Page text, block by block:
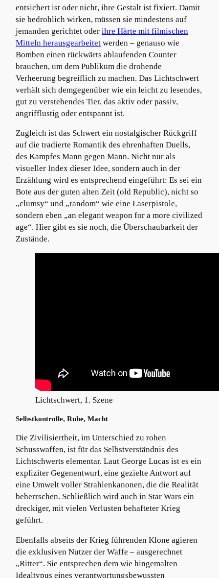
entsichert ist oder nicht, ihre Gestalt ist fixiert. Damit
sie bedrohlich wirken, müssen sie mindestens auf
jemanden gerichtet oder ihre Härte mit filmischen
Mitteln herausgearbeitet werden – genauso wie
Bomben einen rückwärts ablaufenden Counter
brauchen, um dem Publikum die drohende
Verheerung begreiflich zu machen. Das Lichtschwert
verhält sich demgegenüber wie ein leicht zu lesendes,
gut zu verstehendes Tier, das aktiv oder passiv,
angrifflustig oder entspannt ist.
Zugleich ist das Schwert ein nostalgischer Rückgriff
auf die tradierte Romantik des ehrenhaften Duells,
des Kampfes Mann gegen Mann. Nicht nur als
visueller Index dieser Idee, sondern auch in der
Erzählung wird es entsprechend eingeführt: Es sei ein
Bote aus der guten alten Zeit (old Republic), nicht so
„clumsy“ und „random“ wie eine Laserpistole,
sondern eben „an elegant weapon for a more civilized
age“. Hier gibt es sie noch, die Überschaubarkeit der
Zustände.
Lichtschwert, 1. Szene
Selbstkontrolle, Ruhe, Macht
Die Zivilisiertheit, im Unterschied zu rohen
Schusswaffen, ist für das Selbstverständnis des
Lichtschwerts elementar. Laut George Lucas ist es ein
expliziter Gegenentwurf, eine gezielte Antwort auf
eine Umwelt voller Strahlenkanonen, die die Realität
beherrschen. Schließlich wird auch in Star Wars ein
dreckiger, mit vielen Verlusten behafteter Krieg
geführt.
Ebenfalls abseits der Krieg führenden Klone agieren
die exklusiven Nutzer der Waffe – ausgerechnet
„Ritter“. Sie entsprechen dem wie hingemalten
Idealtypus eines verantwortungsbewussten